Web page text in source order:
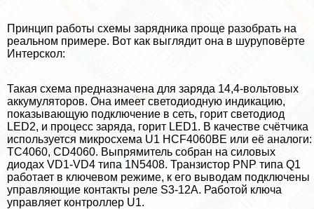
Принцип работы схемы зарядника проще разобрать на
реальном примере. Вот как выглядит она в шуруповёрте
Интерскол:
Такая схема предназначена для заряда 14,4-вольтовых
аккумуляторов. Она имеет светодиодную индикацию,
показывающую подключение в сеть, горит светодиод
LED2, и процесс заряда, горит LED1. В качестве счётчика
используется микросхема U1 HCF4060BE или её аналоги:
TC4060, CD4060. Выпрямитель собран на силовых
диодах VD1-VD4 типа 1N5408. Транзистор PNP типа Q1
работает в ключевом режиме, к его выводам подключены
управляющие контакты реле S3-12A. Работой ключа
управляет контроллер U1.